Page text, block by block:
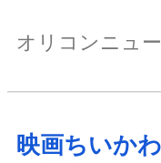
オリコンニュ
映画ちいか